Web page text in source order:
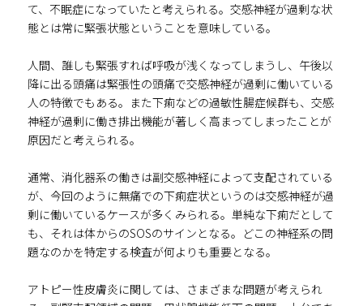
て、不眠症になっていたと考えられる。交感神経が過剰な状
態とは常に緊張状態ということを意味している。
人間、誰しも緊張すれば呼吸が浅くなってしまうし、午後以
降に出る頭痛は緊張性の頭痛で交感神経が過剰に働いている
人の特徴でもある。また下痢などの過敏性腸症候群も、交感
神経が過剰に働き排出機能が著しく高まってしまったことが
原因だと考えられる。
通常、消化器系の働きは副交感神経によって支配されている
が、今回のように無痛での下痢症状というのは交感神経が過
剰に働いているケースが多くみられる。単純な下痢だとして
も、それは体からのSOSのサインとなる。どこの神経系の問
題なのかを特定する検査が何よりも重要となる。
アトピー性皮膚炎に関しては、さまざまな問題が考えられ